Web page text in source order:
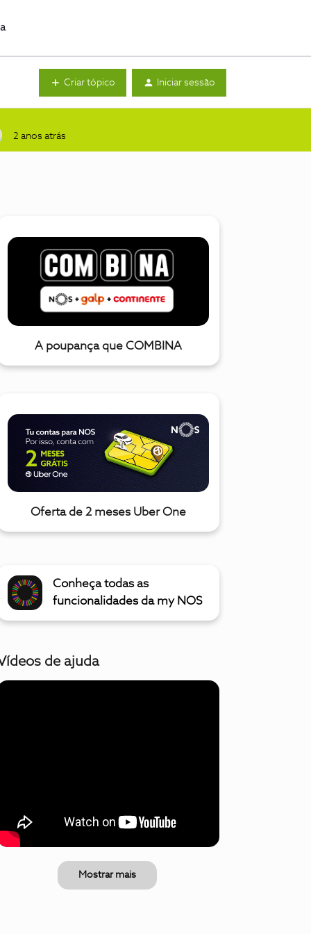
Criar tópico Iniciar sessão
2 anos atrás
A poupança que COMBINA
Oferta de 2 meses Uber One
Conheça todas as
funcionalidades da my NOS
de ajuda
Mostrar mais